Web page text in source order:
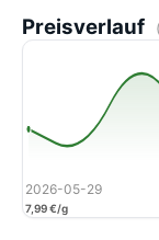
Preisverlauf
2026-05-29
7,99 €/g